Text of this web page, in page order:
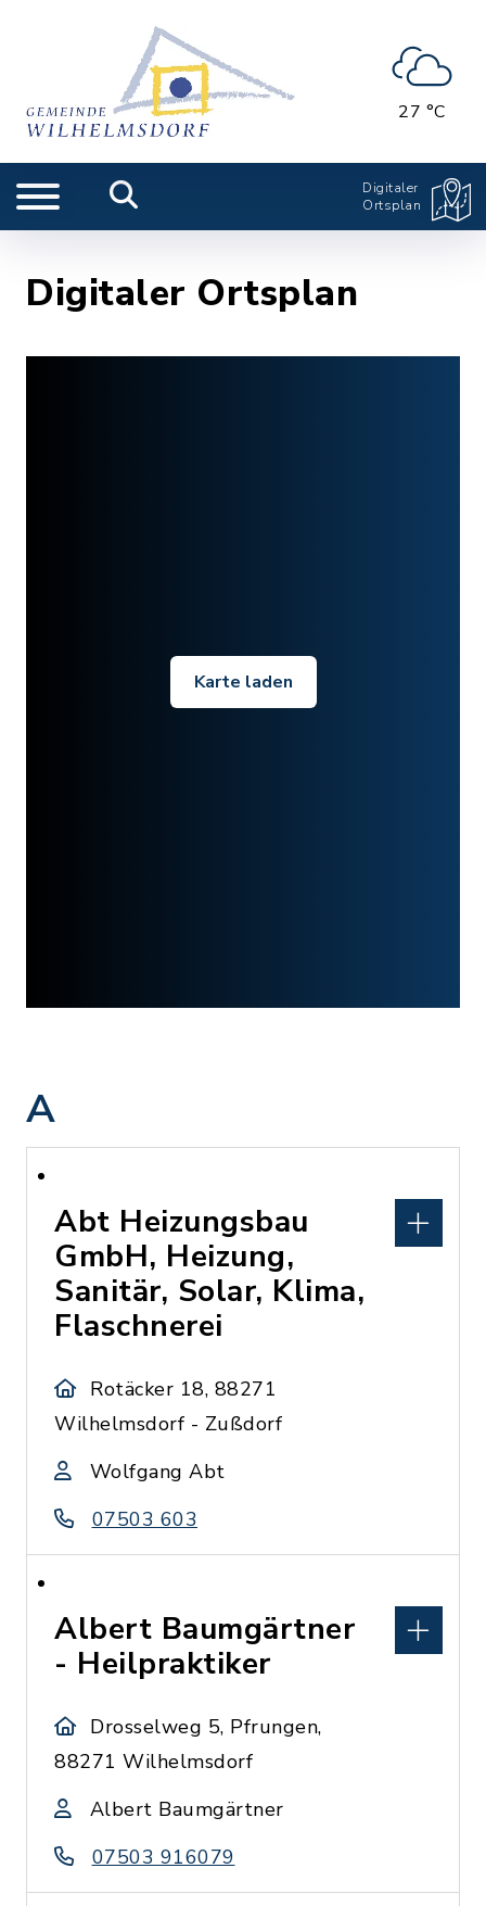
27 °C
Digitaler
Ortsplan
Digitaler Ortsplan
Karte laden
A
Abt Heizungsbau
GmbH, Heizung,
Sanitär, Solar, Klima,
Flaschnerei
Rotäcker 18, 88271
Wilhelmsdorf - Zußdorf
Wolfgang Abt
07503 603
Albert Baumgärtner
- Heilpraktiker
Drosselweg 5, Pfrungen,
88271 Wilhelmsdorf
Albert Baumgärtner
07503 916079